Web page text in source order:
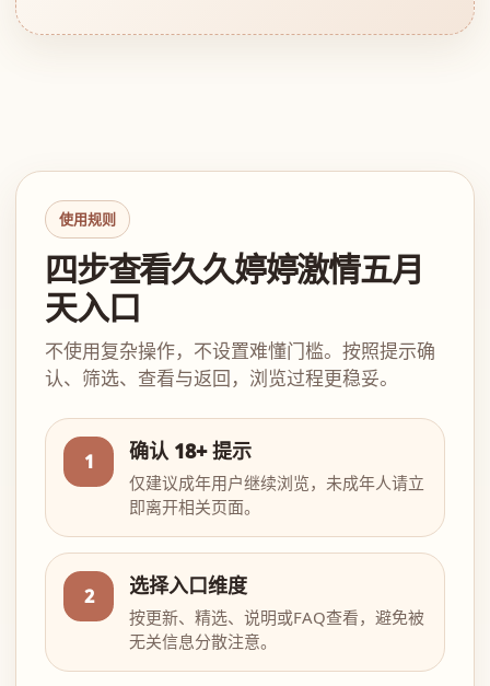
使用规则
四步查看久久婷婷激情五月
天入口
不使用复杂操作，不设置难懂门槛。按照提示确
认、筛选、查看与返回，浏览过程更稳妥。
1 确认 18+ 提示
仅建议成年用户继续浏览，未成年人请立
即离开相关页面。
2 选择入口维度
按更新、精选、说明或FAQ查看，避免被
无关信息分散注意。